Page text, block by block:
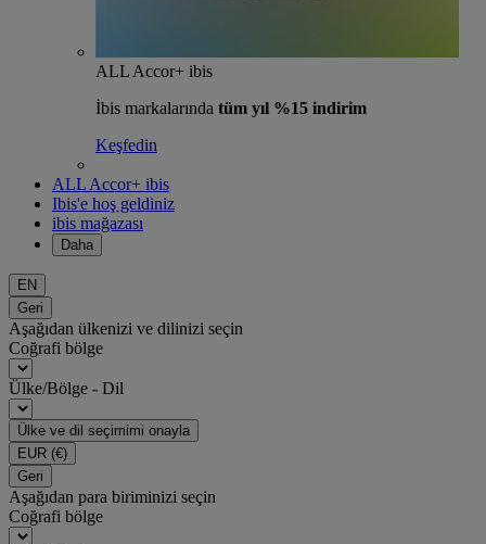
ALL Accor+ ibis
İbis markalarında tüm yıl %15 indirim
Keşfedin
ALL Accor+ ibis
Ibis'e hoş geldiniz
ibis mağazası
Daha
EN
Geri
Aşağıdan ülkenizi ve dilinizi seçin
Coğrafi bölge
Ülke/Bölge - Dil
Ülke ve dil seçimimi onayla
EUR (€)
Geri
Aşağıdan para biriminizi seçin
Coğrafi bölge